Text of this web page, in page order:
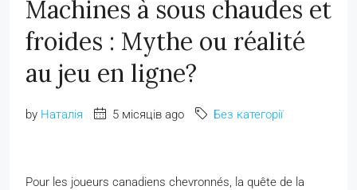
Machines à sous chaudes et
froides : Mythe ou réalité
au jeu en ligne?
by Наталія 5 місяців ago Без категорії
Pour les joueurs canadiens chevronnés, la quête de la